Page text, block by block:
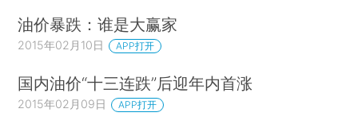
油价暴跌：谁是大赢家
2015年02月10日 APP打开
国内油价“十三连跌”后迎年内首涨
2015年02月09日 APP打开